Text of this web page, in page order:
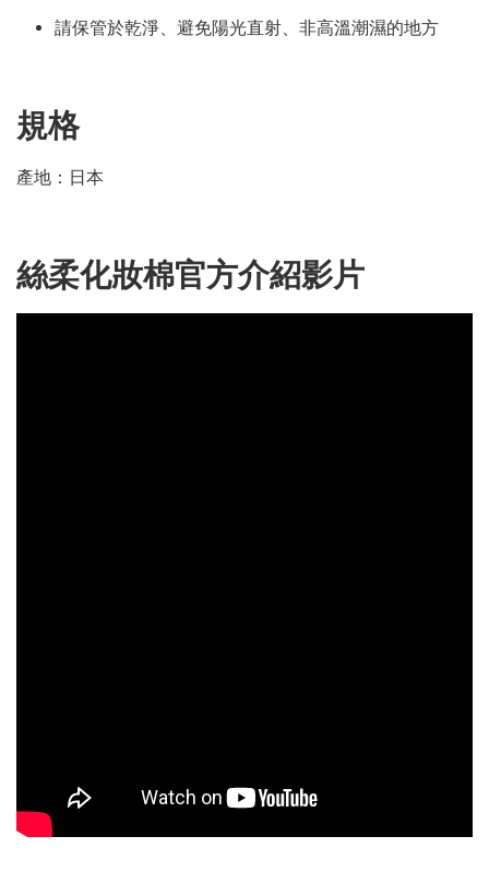
請保管於乾淨、避免陽光直射、非高溫潮濕的地方
規格
產地：日本
絲柔化妝棉官方介紹影片